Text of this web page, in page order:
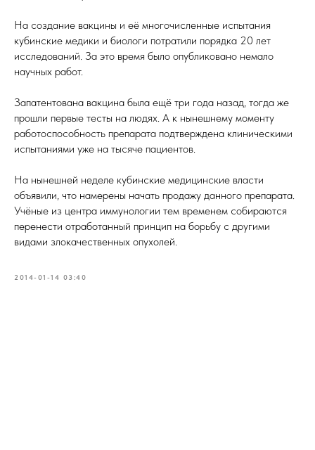
На создание вакцины и её многочисленные испытания
кубинские медики и биологи потратили порядка 20 лет
исследований. За это время было опубликовано немало
научных работ.
Запатентована вакцина была ещё три года назад, тогда же
прошли первые тесты на людях. А к нынешнему моменту
работоспособность препарата подтверждена клиническими
испытаниями уже на тысяче пациентов.
На нынешней неделе кубинские медицинские власти
объявили, что намерены начать продажу данного препарата.
Учёные из центра иммунологии тем временем собираются
перенести отработанный принцип на борьбу с другими
видами злокачественных опухолей.
2014-01-14 03:40